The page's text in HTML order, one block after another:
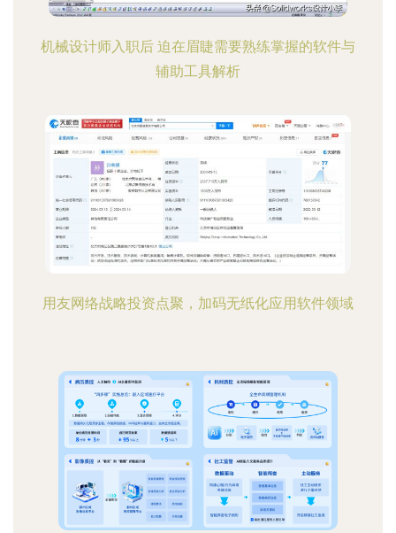
机械设计师入职后 迫在眉睫需要熟练掌握的软件与
辅助工具解析
用友网络战略投资点聚，加码无纸化应用软件领域